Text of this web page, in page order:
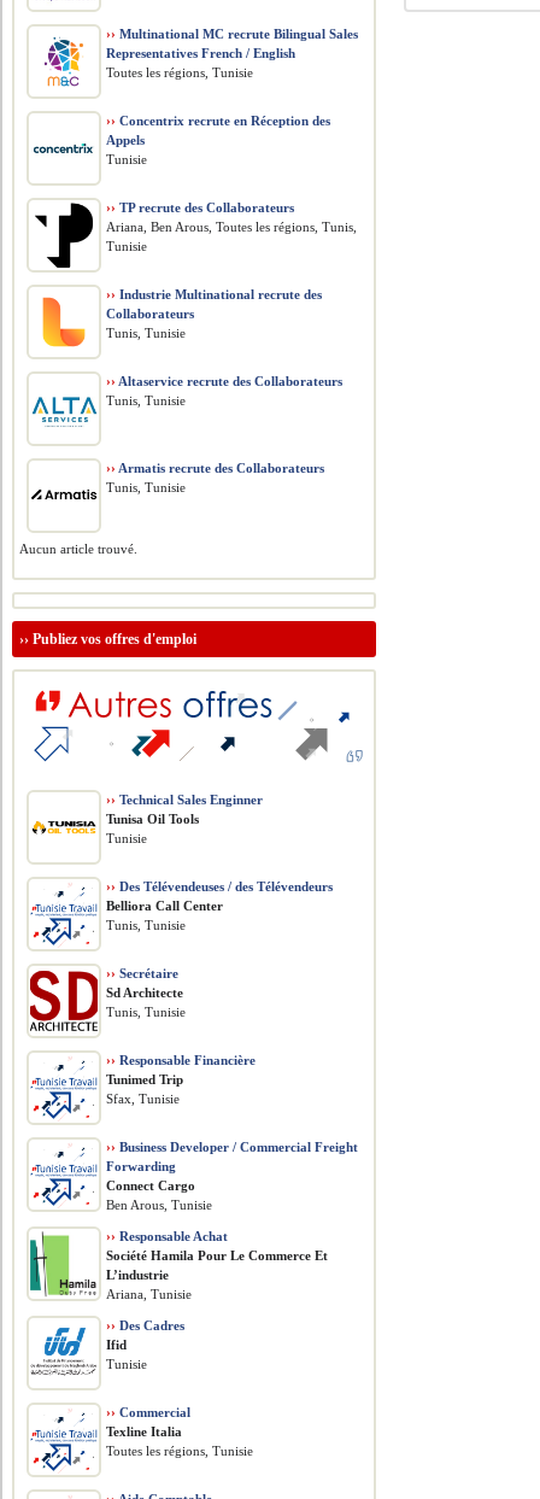
›› Multinational MC recrute Bilingual Sales
Representatives French / English
Toutes les régions, Tunisie
›› Concentrix recrute en Réception des
Appels
Tunisie
›› TP recrute des Collaborateurs
Ariana, Ben Arous, Toutes les régions, Tunis,
Tunisie
›› Industrie Multinational recrute des
Collaborateurs
Tunis, Tunisie
›› Altaservice recrute des Collaborateurs
Tunis, Tunisie
›› Armatis recrute des Collaborateurs
Tunis, Tunisie
Aucun article trouvé.
››Publiez vos offres d'emploi
›› Technical Sales Enginner
Tunisa Oil Tools
Tunisie
›› Des Télévendeuses / des Télévendeurs
Belliora Call Center
Tunis, Tunisie
›› Secrétaire
Sd Architecte
Tunis, Tunisie
›› Responsable Financière
Tunimed Trip
Sfax, Tunisie
›› Business Developer / Commercial Freight
Forwarding
Connect Cargo
Ben Arous, Tunisie
›› Responsable Achat
Société Hamila Pour Le Commerce Et
L’industrie
Ariana, Tunisie
›› Des Cadres
Ifid
Tunisie
›› Commercial
Texline Italia
Toutes les régions, Tunisie